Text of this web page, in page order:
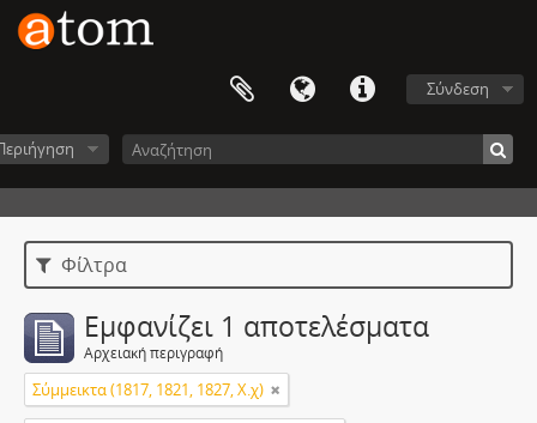
Σύνδεση
Φίλτρα
Εμφανίζει 1 αποτελέσματα
Αρχειακή περιγραφή
Σύμμεικτα (1817, 1821, 1827, Χ.χ)